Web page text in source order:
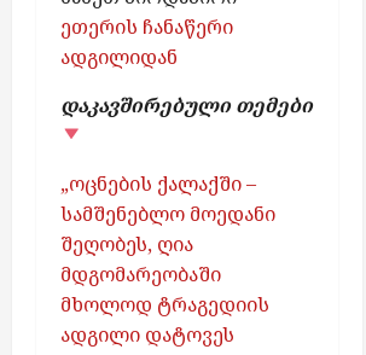
ეთერის ჩანაწერი
ადგილიდან
დაკავშირებული თემები
„ოცნების ქალაქში –
სამშენებლო მოედანი
შეღობეს, ღია
მდგომარეობაში
მხოლოდ ტრაგედიის
ადგილი დატოვეს